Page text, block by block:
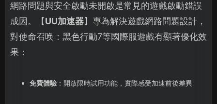
網路問題與安全啟動未開啟是常見的遊戲啟動錯誤
成因。【UU加速器】專為解決遊戲網路問題設計，
對使命召唤：黑色行動7等國際服遊戲有顯著優化效
果：
免費體驗：開放限時試用功能，實際感受加速前後差異